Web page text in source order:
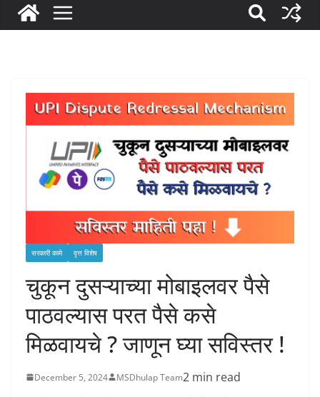
सरकारी कामे वृत्त विशेष
चुकून दुसऱ्याच्या मोबाइलवर पैसे
पाठवल्यास परत पैसे कसे
मिळवायचे ? जाणून घ्या सविस्तर !
December 5, 2024 MSDhulap Team2 min read